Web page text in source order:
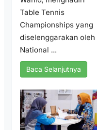
Table Tennis
Championships yang
diselenggarakan oleh
National ...
Baca Selanjutnya